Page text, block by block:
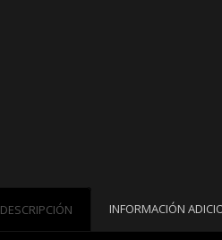
DESCRIPCIÓN INFORMACIÓN